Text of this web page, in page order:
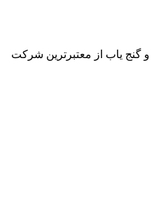
گنج یاب از معتبرترین شرکت